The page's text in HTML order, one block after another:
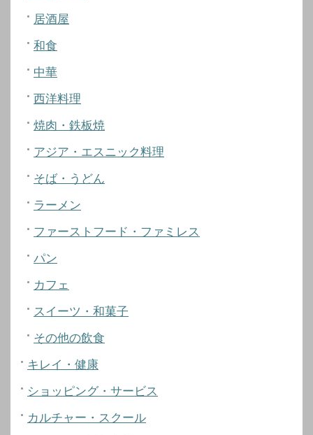
居酒屋
和食
中華
西洋料理
焼肉・鉄板焼
アジア・エスニック料理
そば・うどん
ラーメン
ファーストフード・ファミレス
パン
カフェ
スイーツ・和菓子
その他の飲食
キレイ・健康
ショッピング・サービス
カルチャー・スクール